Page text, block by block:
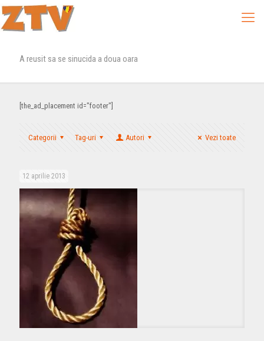
A reusit sa se sinucida a doua oara
[the_ad_placement id="footer"]
Categorii Tag-uri Autori Vezi toate
12 aprilie 2013